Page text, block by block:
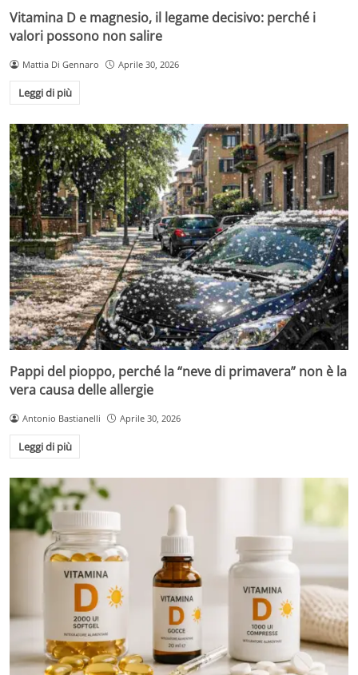
Vitamina D e magnesio, il legame decisivo: perché i
valori possono non salire
Mattia Di Gennaro Aprile 30, 2026
Leggi di più
Pappi del pioppo, perché la “neve di primavera” non è la
vera causa delle allergie
Antonio Bastianelli Aprile 30, 2026
Leggi di più